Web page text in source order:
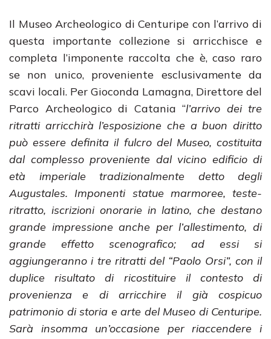
Il Museo Archeologico di Centuripe con l’arrivo di
questa importante collezione si arricchisce e
completa l’imponente raccolta che è, caso raro
se non unico, proveniente esclusivamente da
scavi locali. Per Gioconda Lamagna, Direttore del
Parco Archeologico di Catania “l’arrivo dei tre
ritratti arricchirà l’esposizione che a buon diritto
può essere definita il fulcro del Museo, costituita
dal complesso proveniente dal vicino edificio di
età imperiale tradizionalmente detto degli
Augustales. Imponenti statue marmoree, teste-
ritratto, iscrizioni onorarie in latino, che destano
grande impressione anche per l’allestimento, di
grande effetto scenografico; ad essi si
aggiungeranno i tre ritratti del “Paolo Orsi”, con il
duplice risultato di ricostituire il contesto di
provenienza e di arricchire il già cospicuo
patrimonio di storia e arte del Museo di Centuripe.
Sarà insomma un’occasione per riaccendere i